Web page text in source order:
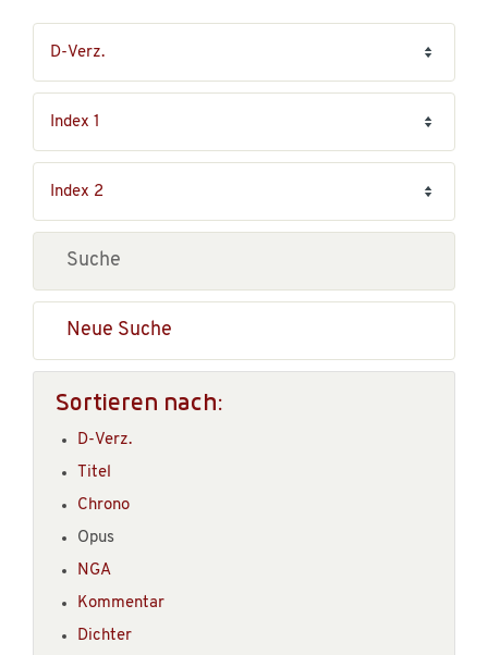
Neue Suche
Sortieren nach:
D-Verz.
Titel
Chrono
Opus
NGA
Kommentar
Dichter